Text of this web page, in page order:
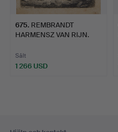
675. REMBRANDT
HARMENSZ VAN RIJN.
Sålt
1 266 USD